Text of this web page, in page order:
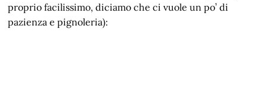
proprio facilissimo, diciamo che ci vuole un po’ di
pazienza e pignoleria):